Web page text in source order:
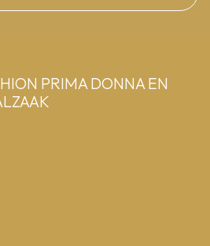
PRIMA DONNA EN